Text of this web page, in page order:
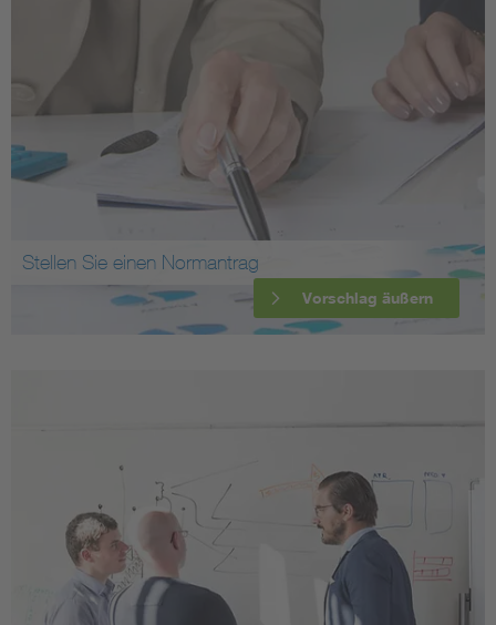
Stellen Sie einen Normantrag
Vorschlag äußern